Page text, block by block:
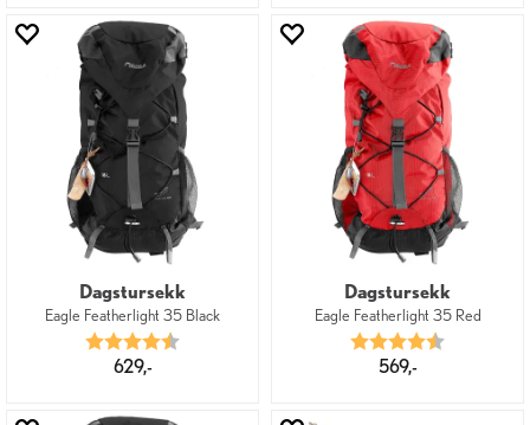
Dagstursekk
Eagle Featherlight 35 Black
Karakter:
629,-
Dagstursekk
Eagle Featherlight 35 Red
Karakter:
569,-